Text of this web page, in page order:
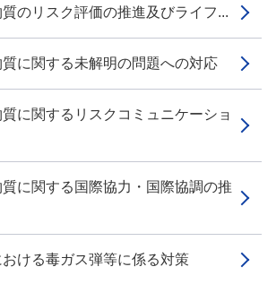
のリスク評価の推進及びライフ...
に関する未解明の問題への対応
に関するリスクコミュニケーショ
に関する国際協力・国際協調の推
ける毒ガス弾等に係る対策